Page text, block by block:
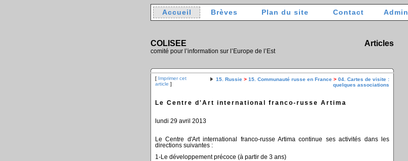
Accueil Brèves Plan du site Contact Admin
COLISEE Articles
comité pour l’information sur l’Europe de l’Est
[ Imprimer cet
article ]
15. Russie > 15. Communauté russe en France > 04. Cartes de visite :
quelques associations
Le Centre d'Art international franco-russe Artima
lundi 29 avril 2013
Le Centre d'Art international franco-russe Artima continue ses activités dans les
directions suivantes :
1-Le développement précoce (à partir de 3 ans)